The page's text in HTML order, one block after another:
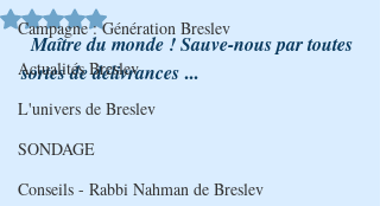
Campagne : Génération Breslev
Actualités Breslev
L'univers de Breslev
SONDAGE
Conseils - Rabbi Nahman de Breslev
Noté NaN étoiles sur 5.
  Maître du monde ! Sauve-nous par toutes
sortes de délivrances ...